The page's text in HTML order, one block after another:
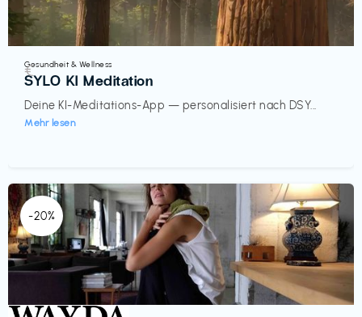
Gesundheit & Wellness
SYLO KI Meditation
Deine KI-Meditations-App — personalisiert nach DSY...
Mehr lesen
€‎
-20%